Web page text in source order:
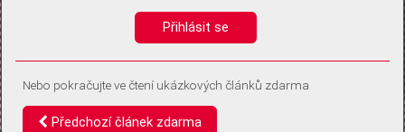
Přihlásit se
Nebo pokračujte ve čtení ukázkových článků zdarma
Předchozí článek zdarma